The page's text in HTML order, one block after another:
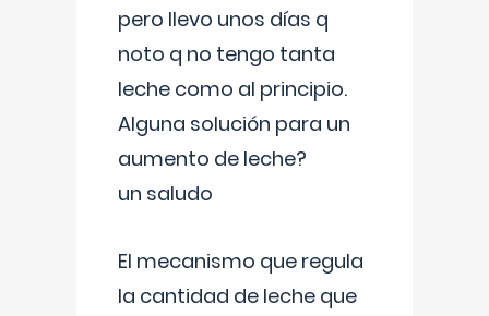
pero llevo unos días q
noto q no tengo tanta
leche como al principio.
Alguna solución para un
aumento de leche?
un saludo
El mecanismo que regula
la cantidad de leche que